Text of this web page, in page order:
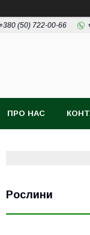
(50) 722-00-66
ПРО НАС
Рослини